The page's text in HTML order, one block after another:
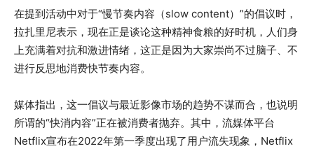
在提到活动中对于“慢节奏内容（slow content）”的倡议时，
拉扎里尼表示，现在正是谈论这种精神食粮的好时机，人们身
上充满着对抗和激进情绪，这正是因为大家崇尚不过脑子、不
进行反思地消费快节奏内容。
媒体指出，这一倡议与最近影像市场的趋势不谋而合，也说明
所谓的“快消内容”正在被消费者抛弃。其中，流媒体平台
Netflix宣布在2022年第一季度出现了用户流失现象，Netflix